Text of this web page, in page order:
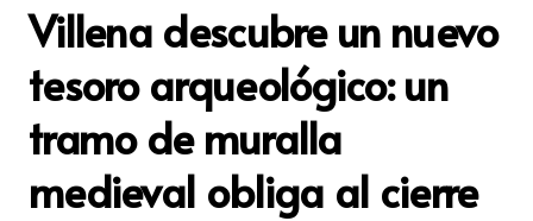
Villena descubre un nuevo
tesoro arqueológico: un
tramo de muralla
medieval obliga al cierre